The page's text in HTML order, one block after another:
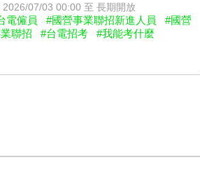
2026/07/03 00:00 至 長期開放
電僱員 #國營事業聯招新進人員
#國營
聯招
#台電招考 #我能考什麼